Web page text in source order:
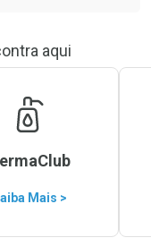
aqui
Mais >